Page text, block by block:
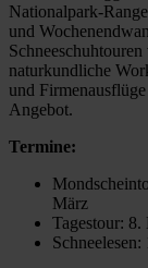
Nationalpark-
und
naturkundliche
und
Angebot.
Termine:
März
Tagestour: 8.